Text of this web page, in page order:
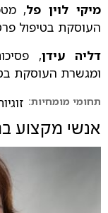
מיקי לוין פל,
העוסקת בטיפול
דליה עידן,
ומגשרת העוסקת
תחומי מומחיות:
אנשי מקצוע